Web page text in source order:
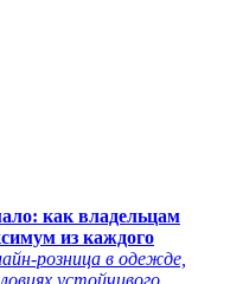
как владельцам
из каждого
розница в одежде,
устойчивого